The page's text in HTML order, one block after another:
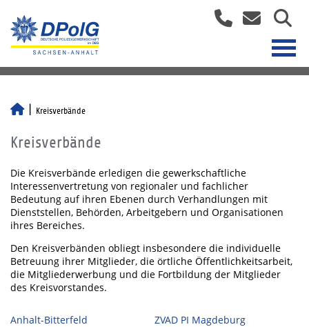
Kreisverbände
Kreisverbände
Die Kreisverbände erledigen die gewerkschaftliche
Interessenvertretung von regionaler und fachlicher
Bedeutung auf ihren Ebenen durch Verhandlungen mit
Dienststellen, Behörden, Arbeitgebern und Organisationen
ihres Bereiches.
Den Kreisverbänden obliegt insbesondere die individuelle
Betreuung ihrer Mitglieder, die örtliche Öffentlichkeitsarbeit,
die Mitgliederwerbung und die Fortbildung der Mitglieder
des Kreisvorstandes.
Anhalt-Bitterfeld
ZVAD PI Magdeburg